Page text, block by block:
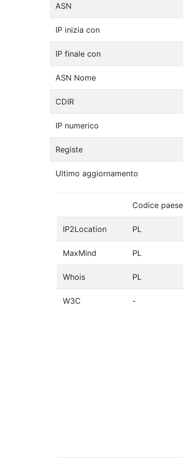
ASN
IP inizia con
IP finale con
ASN Nome
CDIR
IP numerico
Registe
Ultimo aggiornamento
Codice paese
IP2Location PL
MaxMind PL
Whois PL
W3C -